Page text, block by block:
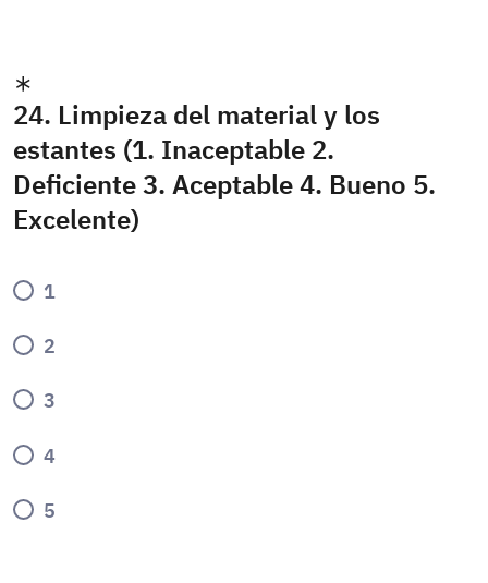
24. Limpieza del material y los
estantes (1. Inaceptable 2.
Deficiente 3. Aceptable 4. Bueno 5.
Excelente)
1
2
3
4
5